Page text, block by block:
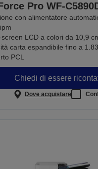
Pro WF-
con alimentatore
screen LCD a colori da 10,9
carta espandibile fino a
PCL
Chiedi di essere
Dove acquistare